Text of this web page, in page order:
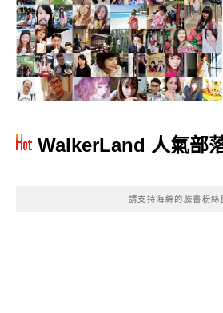
WalkerLand 人氣部
請支持海綿的臉書粉絲